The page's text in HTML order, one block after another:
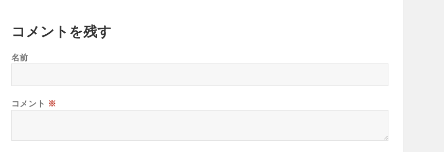
コメントを残す
名前
コメント ※